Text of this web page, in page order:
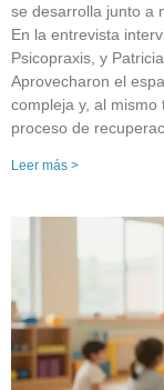
se desarrolla junto a
En la entrevista
Psicopraxis, y
Aprovecharon el
compleja y, al
proceso de
Leer más >